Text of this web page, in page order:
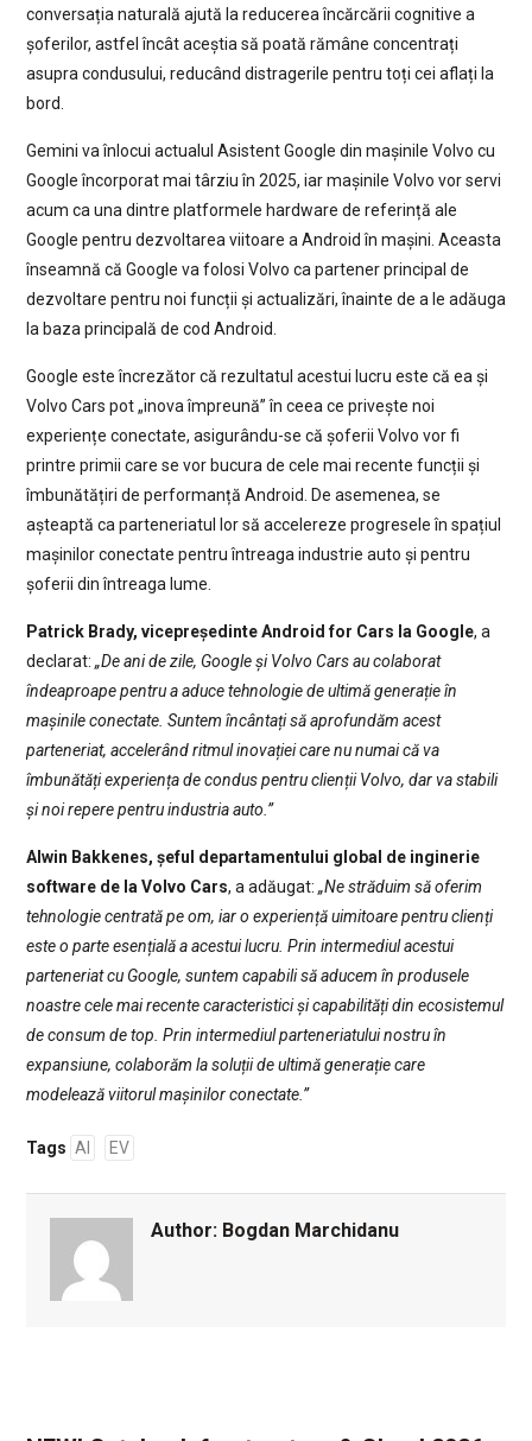
conversația naturală ajută la reducerea încărcării cognitive a
șoferilor, astfel încât aceștia să poată rămâne concentrați
asupra condusului, reducând distragerile pentru toți cei aflați la
bord.
Gemini va înlocui actualul Asistent Google din mașinile Volvo cu
Google încorporat mai târziu în 2025, iar mașinile Volvo vor servi
acum ca una dintre platformele hardware de referință ale
Google pentru dezvoltarea viitoare a Android în mașini. Aceasta
înseamnă că Google va folosi Volvo ca partener principal de
dezvoltare pentru noi funcții și actualizări, înainte de a le adăuga
la baza principală de cod Android.
Google este încrezător că rezultatul acestui lucru este că ea și
Volvo Cars pot „inova împreună” în ceea ce privește noi
experiențe conectate, asigurându-se că șoferii Volvo vor fi
printre primii care se vor bucura de cele mai recente funcții și
îmbunătățiri de performanță Android. De asemenea, se
așteaptă ca parteneriatul lor să accelereze progresele în spațiul
mașinilor conectate pentru întreaga industrie auto și pentru
șoferii din întreaga lume.
Patrick Brady, vicepreședinte Android for Cars la Google, a
declarat: „De ani de zile, Google și Volvo Cars au colaborat
îndeaproape pentru a aduce tehnologie de ultimă generație în
mașinile conectate. Suntem încântați să aprofundăm acest
parteneriat, accelerând ritmul inovației care nu numai că va
îmbunătăți experiența de condus pentru clienții Volvo, dar va stabili
și noi repere pentru industria auto.”
Alwin Bakkenes, șeful departamentului global de inginerie
software de la Volvo Cars, a adăugat: „Ne străduim să oferim
tehnologie centrată pe om, iar o experiență uimitoare pentru clienți
este o parte esențială a acestui lucru. Prin intermediul acestui
parteneriat cu Google, suntem capabili să aducem în produsele
noastre cele mai recente caracteristici și capabilități din ecosistemul
de consum de top. Prin intermediul parteneriatului nostru în
expansiune, colaborăm la soluții de ultimă generație care
modelează viitorul mașinilor conectate.”
Tags AI EV
Author: Bogdan Marchidanu